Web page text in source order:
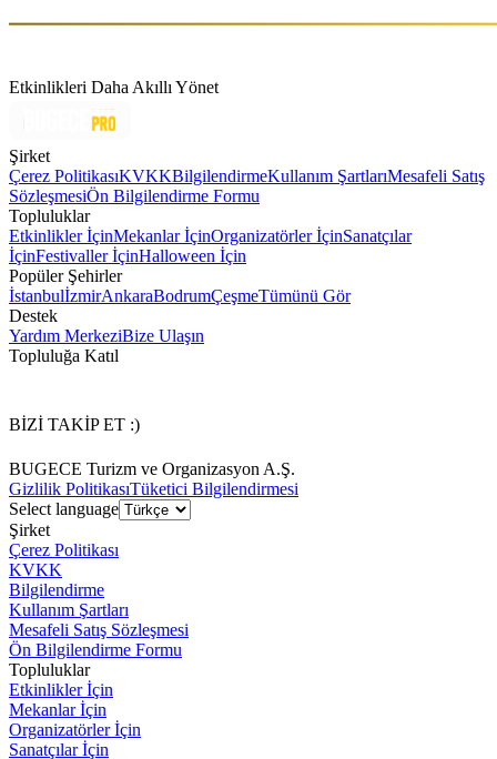
Etkinlikleri Daha Akıllı Yönet
Şirket
Çerez PolitikasıKVKKBilgilendirmeKullanım ŞartlarıMesafeli Satış
SözleşmesiÖn Bilgilendirme Formu
Topluluklar
Etkinlikler İçinMekanlar İçinOrganizatörler İçinSanatçılar
İçinFestivaller İçinHalloween İçin
Popüler Şehirler
İstanbulİzmirAnkaraBodrumÇeşmeTümünü Gör
Destek
Yardım MerkeziBize Ulaşın
Topluluğa Katıl
BİZİ TAKİP ET :)
BUGECE Turizm ve Organizasyon A.Ş.
Gizlilik PolitikasıTüketici Bilgilendirmesi
Select language
Şirket
Çerez Politikası
KVKK
Bilgilendirme
Kullanım Şartları
Mesafeli Satış Sözleşmesi
Ön Bilgilendirme Formu
Topluluklar
Etkinlikler İçin
Mekanlar İçin
Organizatörler İçin
Sanatçılar İçin